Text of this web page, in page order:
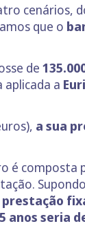
cenários,
que o
de
a
a sua
é composta
prestação
anos seria